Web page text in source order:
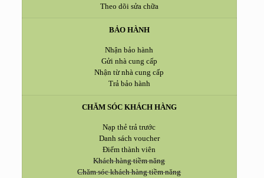
Theo dõi sửa chữa
BẢO HÀNH
Nhận bảo hành
Gửi nhà cung cấp
Nhận từ nhà cung cấp
Trả bảo hành
CHĂM SÓC KHÁCH HÀNG
Nạp thẻ trả trước
Danh sách voucher
Điểm thành viên
Khách hàng tiềm năng
Chăm sóc khách hàng tiềm năng